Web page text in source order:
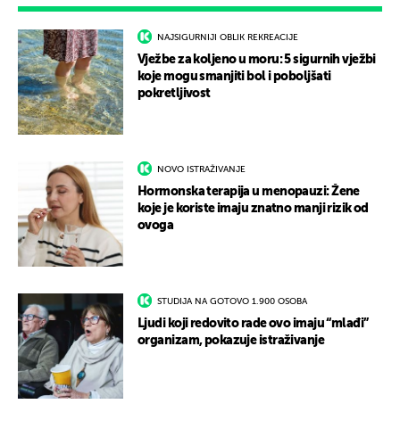
NAJSIGURNIJI OBLIK REKREACIJE
Vježbe za koljeno u moru: 5 sigurnih vježbi
koje mogu smanjiti bol i poboljšati
pokretljivost
NOVO ISTRAŽIVANJE
Hormonska terapija u menopauzi: Žene
koje je koriste imaju znatno manji rizik od
ovoga
STUDIJA NA GOTOVO 1.900 OSOBA
Ljudi koji redovito rade ovo imaju “mlađi”
organizam, pokazuje istraživanje